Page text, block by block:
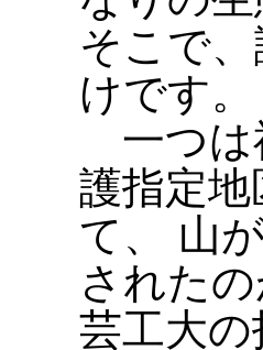
そこで
けです。
一つは
護指定
て、 山
された
芸工大